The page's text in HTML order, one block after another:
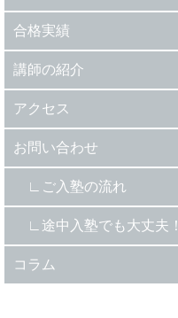
合格実績
講師の紹介
アクセス
お問い合わせ
ご入塾の流れ
途中入塾でも大丈夫！
コラム